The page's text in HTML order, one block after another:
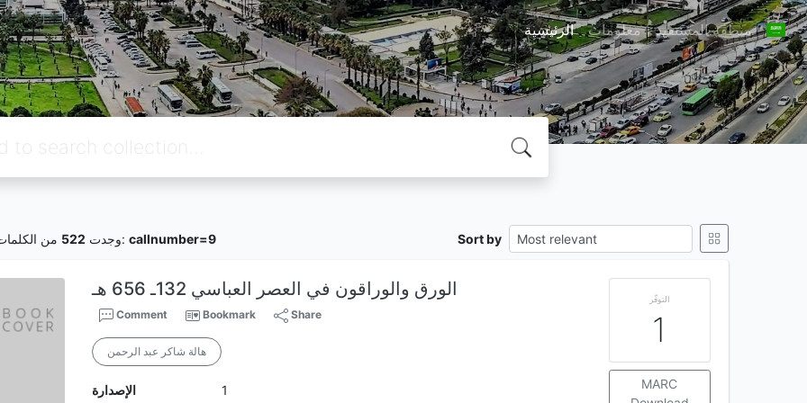
الرئيسية معلومات منطقة المستفيد
وجدت 522 من الكلمات المفتاحية: callnumber=9 Sort by
الورق والوراقون في العصر العباسي 132ـ 656 هـ
Comment Bookmark Share
هالة شاكر عبد الرحمن
الإصدارة
1
التوفّر
1
MARC